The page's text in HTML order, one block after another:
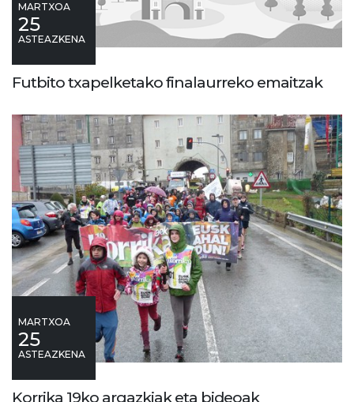
MARTXOA
25
ASTEAZKENA
Futbito txapelketako finalaurreko emaitzak
MARTXOA
25
ASTEAZKENA
Korrika 19ko argazkiak eta bideoak